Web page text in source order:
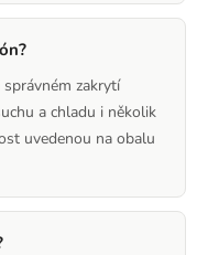
zakrytí
a chladu i několik
uvedenou na obalu